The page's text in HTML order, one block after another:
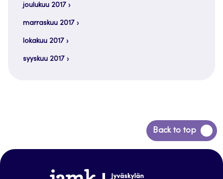
joulukuu 2017
marraskuu 2017
lokakuu 2017
syyskuu 2017
Back to top
Siirry
takaisin
www.jamk.fi